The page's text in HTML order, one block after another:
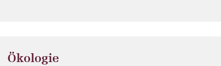
Ökologie